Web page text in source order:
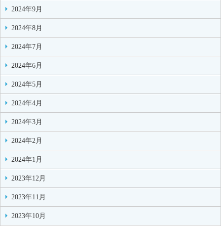
2024年9月
2024年8月
2024年7月
2024年6月
2024年5月
2024年4月
2024年3月
2024年2月
2024年1月
2023年12月
2023年11月
2023年10月